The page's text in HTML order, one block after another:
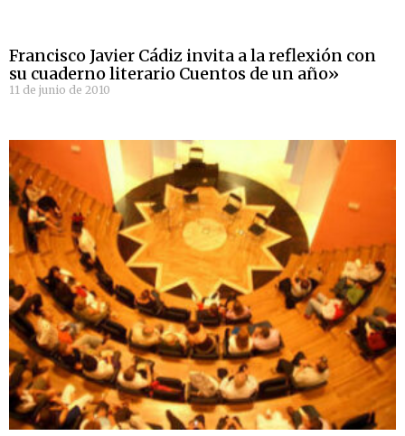
Francisco Javier Cádiz invita a la reflexión con
su cuaderno literario Cuentos de un año»
11 de junio de 2010